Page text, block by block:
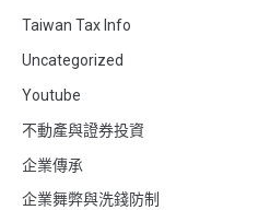
Taiwan Tax Info
Uncategorized
Youtube
不動產與證券投資
企業傳承
企業舞弊與洗錢防制